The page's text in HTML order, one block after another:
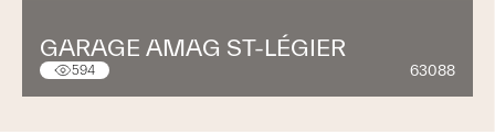
GARAGE AMAG ST-LÉGIER
594 63088